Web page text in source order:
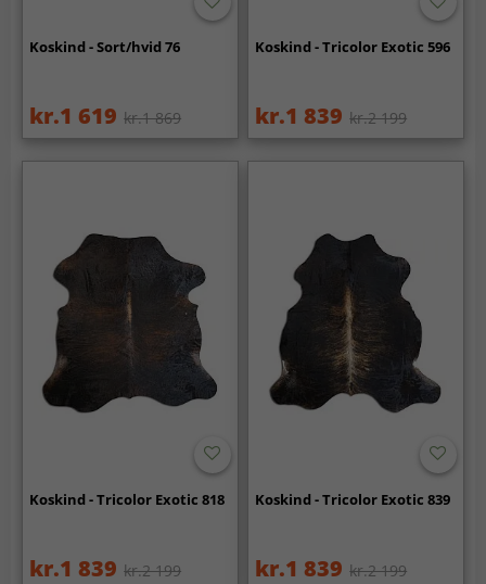
Koskind - Sort/hvid 76
kr.1 619 kr.1 869
Koskind - Tricolor Exotic 596
kr.1 839 kr.2 199
Koskind - Tricolor Exotic 818
kr.1 839 kr.2 199
Koskind - Tricolor Exotic 839
kr.1 839 kr.2 199